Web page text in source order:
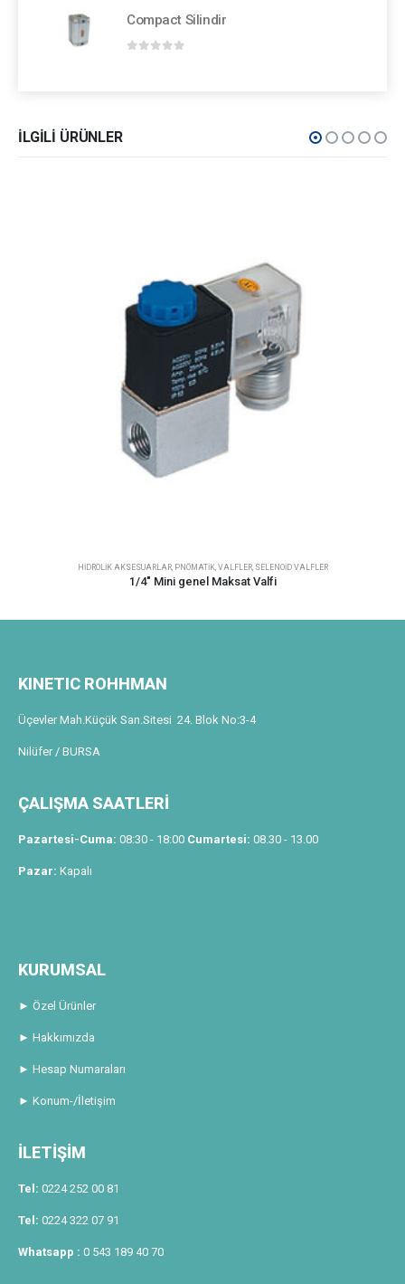
Compact Silindir
İLGILI ÜRÜNLER
HIDROLIK AKSESUARLAR, PNÖMATIK, VALFLER, SELENOID VALFLER
1/4″ Mini genel Maksat Valfi
KINETIC ROHHMAN
Üçevler Mah.Küçük San.Sitesi 24. Blok No:3-4
Nilüfer / BURSA
ÇALIŞMA SAATLERİ
Pazartesi-Cuma: 08:30 - 18:00 Cumartesi: 08.30 - 13.00
Pazar: Kapalı
KURUMSAL
► Özel Ürünler
► Hakkımızda
► Hesap Numaraları
► Konum-/İletişim
İLETİŞİM
Tel: 0224 252 00 81
Tel: 0224 322 07 91
Whatsapp : 0 543 189 40 70